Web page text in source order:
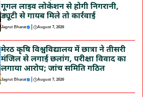
गूगल लाइव लोकेशन से होगी निगरानी,
ड्यूटी से गायब मिले तो कार्रवाई
Jagrut Bharat | August 7, 2026
मेरठ कृषि विश्वविद्यालय में छात्रा ने तीसरी
मंजिल से लगाई छलांग, परीक्षा विवाद का
लगाया आरोप; जांच समिति गठित
Jagrut Bharat | August 7, 2026